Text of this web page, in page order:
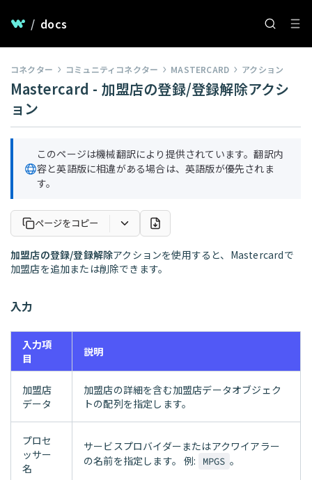
/ docs
コネクター コミュニティコネクター MASTERCARD アクション
Mastercard - 加盟店の登録/登録解除アクシ
ョン
このページは機械翻訳により提供されています。翻訳内
容と英語版に相違がある場合は、英語版が優先されま
す。
ページをコピー
加盟店の登録/登録解除アクションを使用すると、Mastercardで
加盟店を追加または削除できます。
入力
入力項
目
説明
加盟店
データ
加盟店の詳細を含む加盟店データオブジェク
トの配列を指定します。
プロセ
ッサー
名
サービスプロバイダーまたはアクワイアラー
の名前を指定します。 例:
MPGS 。